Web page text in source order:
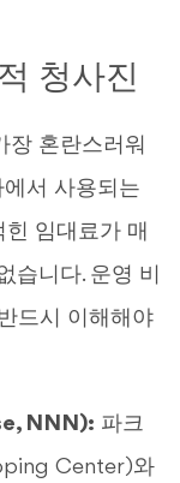
청사진
장 혼란스러워
서 사용되는
임대료가 매
습니다. 운영 비
드시 이해해야
NNN): 파크
Center)와